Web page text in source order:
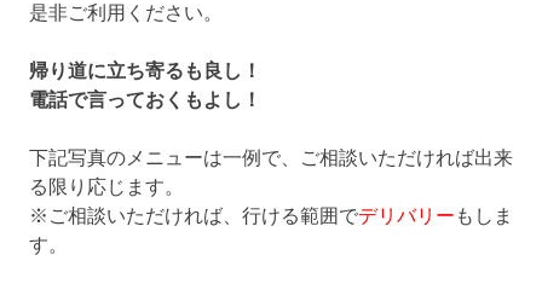
是非ご利用ください。
帰り道に立ち寄るも良し！
電話で言っておくもよし！
下記写真のメニューは一例で、ご相談いただければ出来
る限り応じます。
※ご相談いただければ、行ける範囲でデリバリー もしま
す。